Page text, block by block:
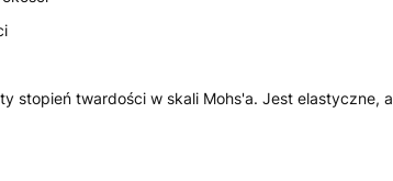
stopień twardości w skali Mohs'a. Jest elastyczne,